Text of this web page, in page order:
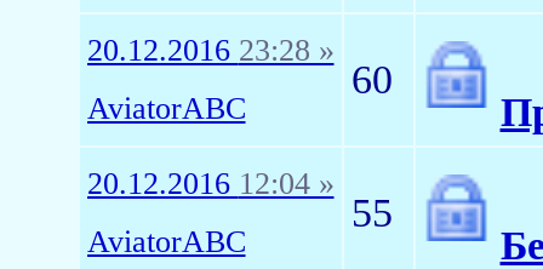
20.12.2016 23:28 »
AviatorABC
60
20.12.2016 12:04 »
AviatorABC
55